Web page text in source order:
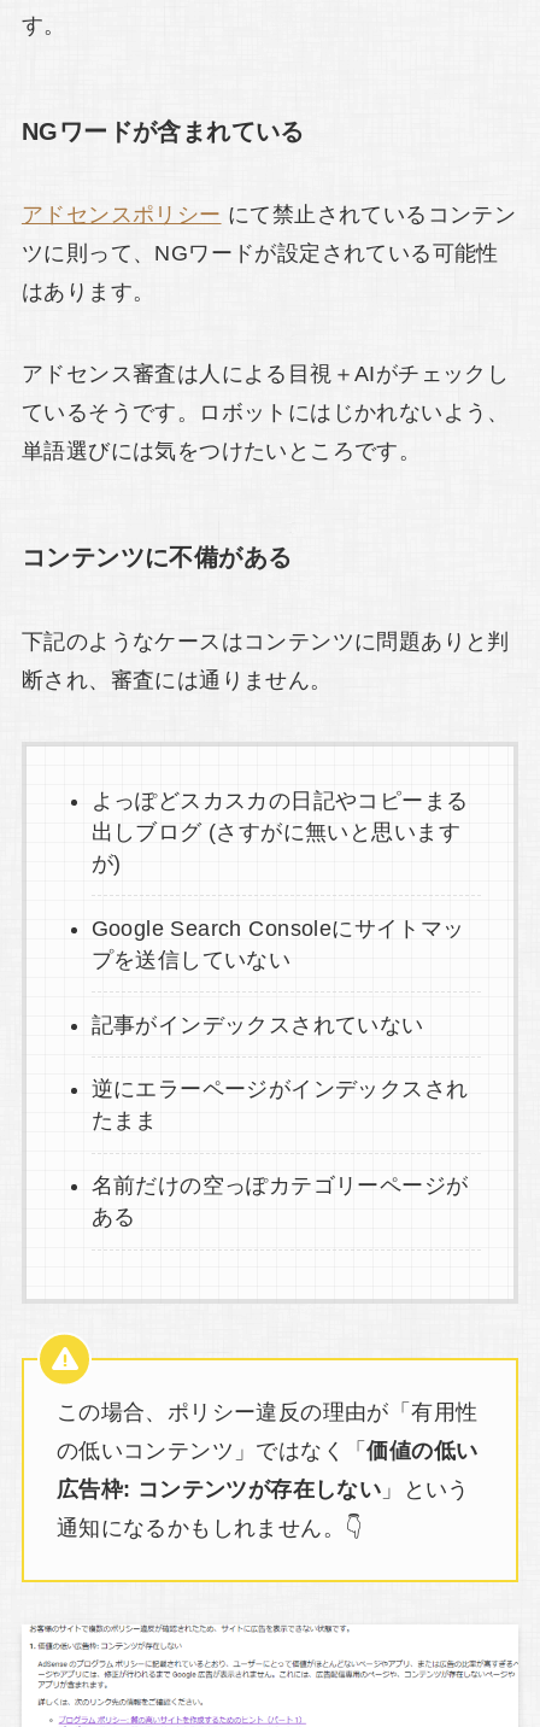
す。
NGワードが含まれている
アドセンスポリシー にて禁止されているコンテン
ツに則って、NGワードが設定されている可能性
はあります。
アドセンス審査は人による目視＋AIがチェックし
ているそうです。ロボットにはじかれないよう、
単語選びには気をつけたいところです。
コンテンツに不備がある
下記のようなケースはコンテンツに問題ありと判
断され、審査には通りません。
よっぽどスカスカの日記やコピーまる
出しブログ (さすがに無いと思います
が)
Google Search Consoleにサイトマッ
プを送信していない
記事がインデックスされていない
逆にエラーページがインデックスされ
たまま
名前だけの空っぽカテゴリーページが
ある
この場合、ポリシー違反の理由が「有用性
の低いコンテンツ」ではなく「価値の低い
広告枠: コンテンツが存在しない 」という
通知になるかもしれません。👇